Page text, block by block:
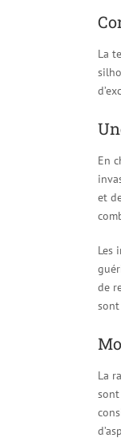
La
En
et
Les
de
La